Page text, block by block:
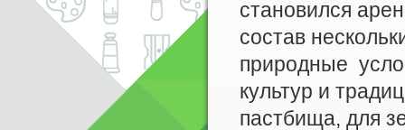
становился
состав
природные
культур и
пастбища, для